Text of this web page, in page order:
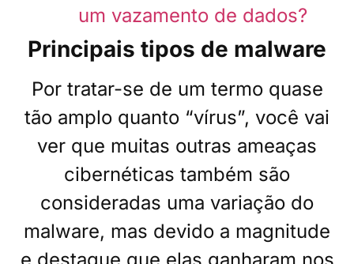
um vazamento de dados?
Principais tipos de malware
Por tratar-se de um termo quase
tão amplo quanto “vírus”, você vai
ver que muitas outras ameaças
cibernéticas também são
consideradas uma variação do
malware, mas devido a magnitude